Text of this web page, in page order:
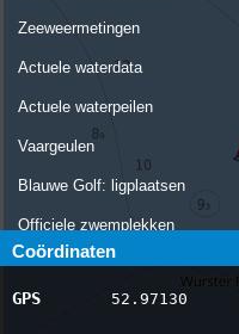
Zeeweermetingen
Actuele waterdata
Actuele waterpeilen
Vaargeulen
Blauwe Golf: ligplaatsen
Officiele zwemplekken
Stremmingen/hinder
AIS scheepsposities
Coördinaten
GPS 52.97130